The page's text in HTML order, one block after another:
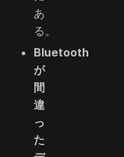
あ
る。
Bluetooth
が
間
違
っ
た